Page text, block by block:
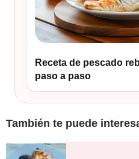
Receta de pescado
paso a paso
También te puede